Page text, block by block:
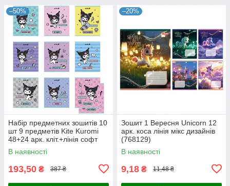
–50%
Набір предметних зошитів 10
шт 9 предметів Kite Kuromi
48+24 арк. кліт.+лінія софт
тач + УФ лак (hk25-240-1-9)
В наявності
193,50 ₴ 387 ₴
–20%
Зошит 1 Вересня Unicorn 12
арк. коса лінія мікс дизайнів
(768129)
В наявності
9,18 ₴ 11,48 ₴